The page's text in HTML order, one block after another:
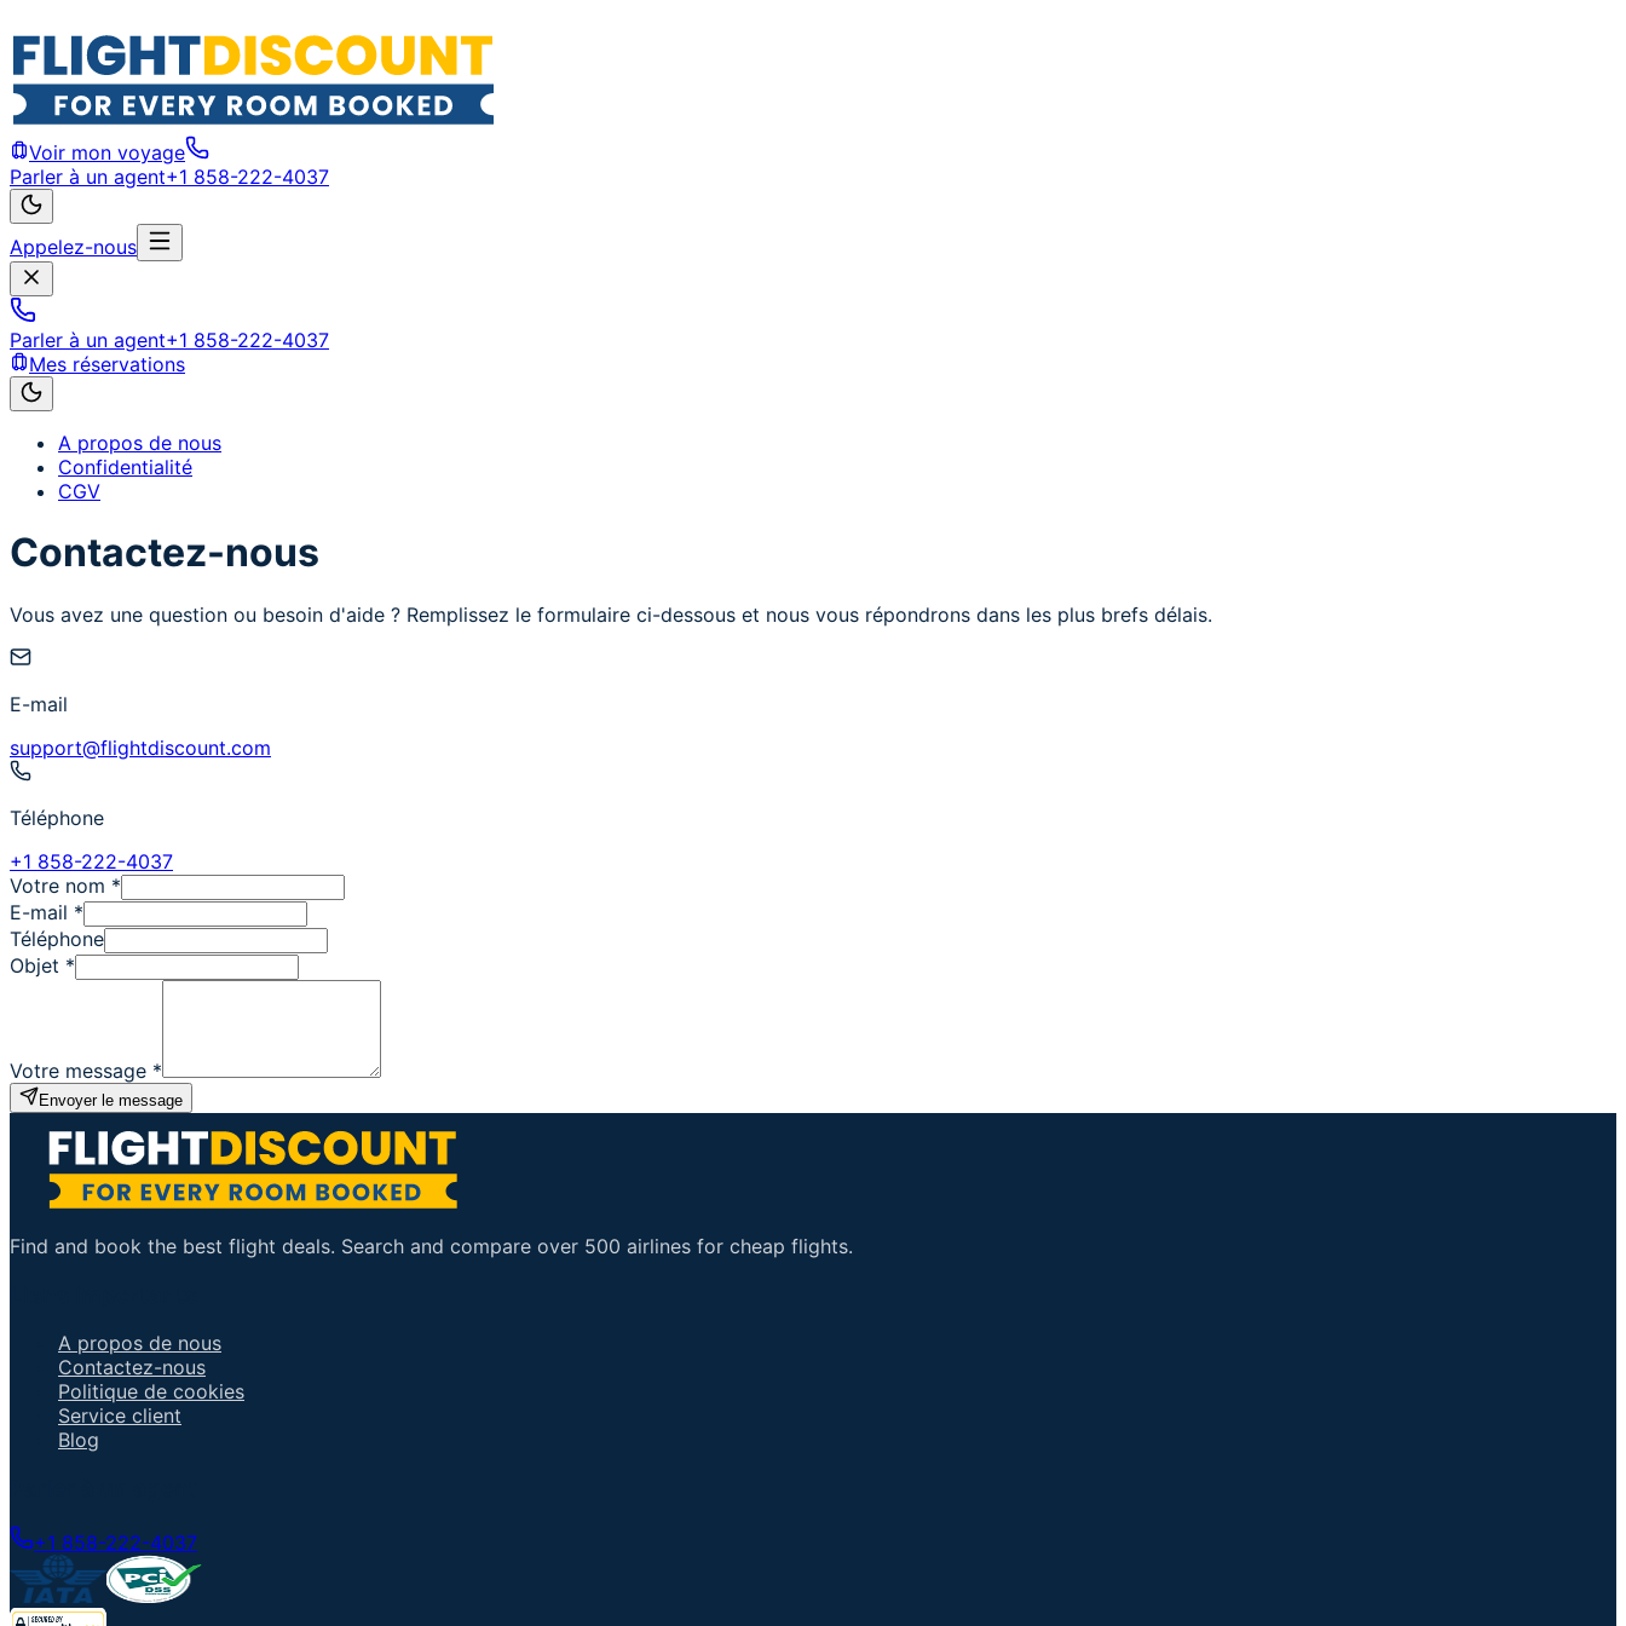
Voir mon voyage
Parler à un agent+1 858-222-4037
Appelez-nous
Parler à un agent+1 858-222-4037
Mes réservations
A propos de nous
Confidentialité
CGV
Contactez-nous
Vous avez une question ou besoin d'aide ? Remplissez le formulaire ci-dessous et nous vous répondrons dans les plus brefs délais.
E-mail
support@flightdiscount.com
Téléphone
+1 858-222-4037
Votre nom *
E-mail *
Téléphone
Objet *
Votre message *
Envoyer le message
Find and book the best flight deals. Search and compare over 500 airlines for cheap flights.
A propos de nous
Contactez-nous
Politique de cookies
Service client
Blog
+1 858-222-4037